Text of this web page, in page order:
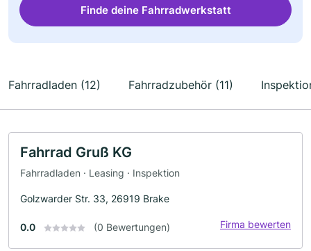
Finde deine Fahrradwerkstatt
Fahrradladen (12) Fahrradzubehör (11)
Fahrrad Gruß KG
Fahrradladen · Leasing · Inspektion
Golzwarder Str. 33, 26919 Brake
0.0 (0 Bewertungen) Firma bewerten